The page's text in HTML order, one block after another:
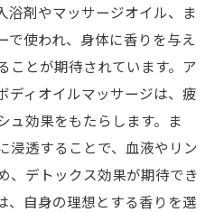
浴剤やマッサージオイル、ま
で使われ、身体に香りを与え
ことが期待されています。ア
ディオイルマッサージは、疲
ュ効果をもたらします。ま
浸透することで、血液やリン
、デトックス効果が期待でき
、自身の理想とする香りを選